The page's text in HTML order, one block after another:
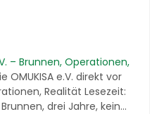
– Brunnen, Operationen,
OMUKISA e.V. direkt vor
Realität Lesezeit:
drei Jahre, kein...